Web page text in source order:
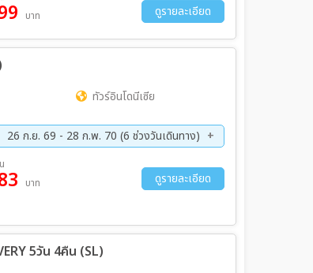
บาท ดูรายละเอียด
ทัวร์อินโดนีเซีย
26 ก.ย. 69 - 28 ก.พ. 70 (6 ช่วงวันเดินทาง)
ต.ค. 69
ม.ค. 70 25 ก.พ. 70 - 28 ก.พ. 70
บาท ดูรายละเอียด
5วัน 4คืน (SL)